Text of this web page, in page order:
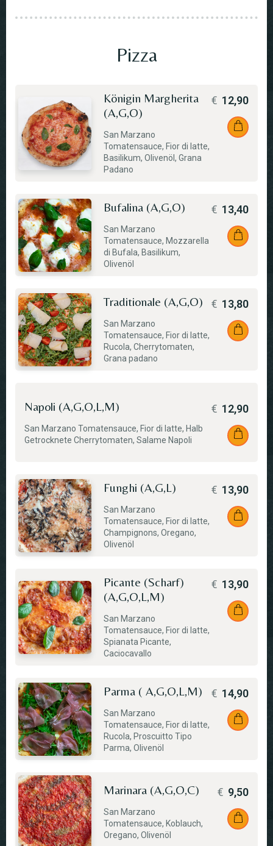
Pizza
Königin Margherita
(A,G,O)
San Marzano
Tomatensauce, Fior di latte,
Basilikum, Olivenöl, Grana
Padano
€ 12,90
Bufalina (A,G,O)
San Marzano
Tomatensauce, Mozzarella
di Bufala, Basilikum,
Olivenöl
€ 13,40
Traditionale (A,G,O)
San Marzano
Tomatensauce, Fior di latte,
Rucola, Cherrytomaten,
Grana padano
€ 13,80
Napoli (A,G,O,L,M)
San Marzano Tomatensauce, Fior di latte, Halb
Getrocknete Cherrytomaten, Salame Napoli
€ 12,90
Funghi (A,G,L)
San Marzano
Tomatensauce, Fior di latte,
Champignons, Oregano,
Olivenöl
€ 13,90
Picante (Scharf)
(A,G,O,L,M)
San Marzano
Tomatensauce, Fior di latte,
Spianata Picante,
Caciocavallo
€ 13,90
Parma ( A,G,O,L,M)
San Marzano
Tomatensauce, Fior di latte,
Rucola, Proscuitto Tipo
Parma, Olivenöl
€ 14,90
Marinara (A,G,O,C)
San Marzano
Tomatensauce, Koblauch,
Oregano, Olivenöl
€ 9,50